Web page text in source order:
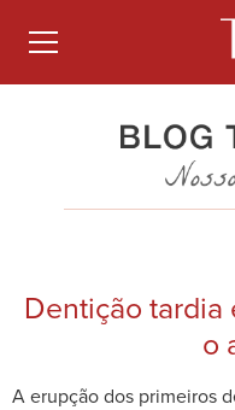
Dentição
o
A erupção dos primeiros